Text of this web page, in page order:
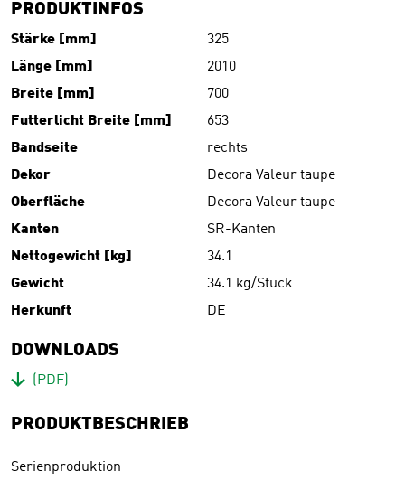
PRODUKTINFOS
Stärke [mm]
325
Länge [mm]
2010
Breite [mm]
700
Futterlicht Breite [mm]
653
Bandseite
rechts
Dekor
Decora Valeur taupe
Oberfläche
Decora Valeur taupe
Kanten
SR-Kanten
Nettogewicht [kg]
34.1
Gewicht
34.1 kg/Stück
Herkunft
DE
DOWNLOADS
Download
(PDF)
PRODUKTBESCHRIEB
Serienproduktion